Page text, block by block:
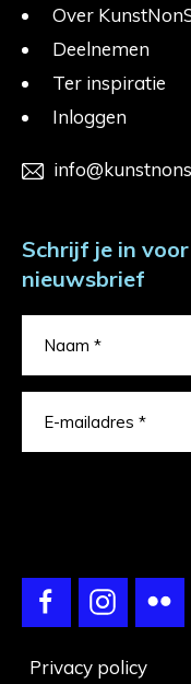
Over
Deelnemen
Ter inspiratie
Inloggen
Schrijf je in
nieuwsbrief
Privacy policy